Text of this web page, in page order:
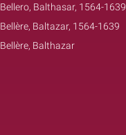
Bellero, Balthasar, 1564-1639
Bellère, Baltazar, 1564-1639
Bellère, Balthazar